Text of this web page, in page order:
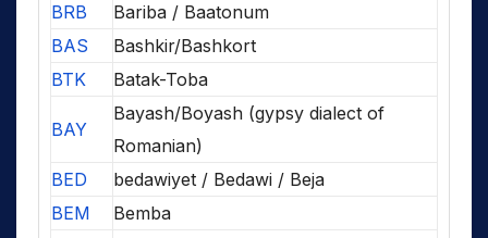
BRB
Bariba / Baatonum
BAS
Bashkir/Bashkort
BTK
Batak-Toba
BAY
Bayash/Boyash (gypsy dialect of
Romanian)
BED
bedawiyet / Bedawi / Beja
BEM
Bemba